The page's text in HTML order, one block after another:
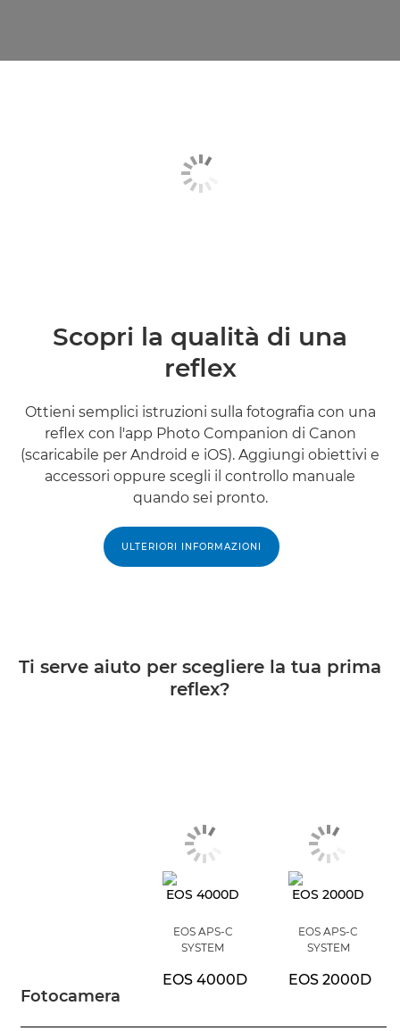
Scopri la qualità di una
reflex
Ottieni semplici istruzioni sulla fotografia con una
reflex con l'app Photo Companion di Canon
(scaricabile per Android e iOS). Aggiungi obiettivi e
accessori oppure scegli il controllo manuale
quando sei pronto.
ULTERIORI INFORMAZIONI
Ti serve aiuto per scegliere la tua prima
reflex?
Fotocamera
EOS APS-C
SYSTEM
EOS 4000D
EOS APS-C
SYSTEM
EOS 2000D